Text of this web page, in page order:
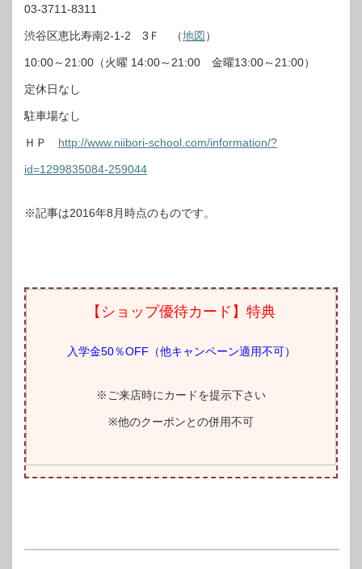
03-3711-8311
渋谷区恵比寿南2-1-2 3Ｆ （地図 ）
10:00～21:00（火曜 14:00～21:00 金曜13:00～21:00）
定休日なし
駐車場なし
ＨＰ http://www.niibori-school.com/information/?
id=1299835084-259044
※記事は2016年8月時点のものです。
【ショップ優待カード】特典
入学金50％OFF（他キャンペーン適用不可）
※ご来店時にカードを提示下さい
※他のクーポンとの併用不可